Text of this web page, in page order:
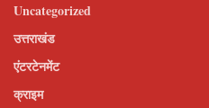
Uncategorized
उत्तराखंड
एंटरटेनमेंट
क्राइम